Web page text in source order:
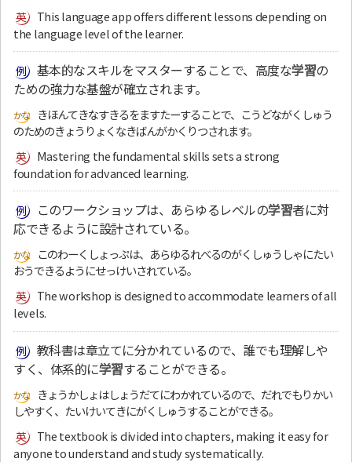
This language app offers different lessons depending on
the language level of the learner.
基本的なスキルをマスターすることで、高度な学習の
ための強力な基盤が確立されます。
きほんてきなすきるをますたーすることで、こうどながくしゅう
のためのきょうりょくなきばんがかくりつされます。
Mastering the fundamental skills sets a strong
foundation for advanced learning.
このワークショップは、あらゆるレベルの学習者に対
応できるように設計されている。
このわーくしょっぷは、あらゆるれべるのがくしゅうしゃにたい
おうできるようにせっけいされている。
The workshop is designed to accommodate learners of all
levels.
教科書は章立てに分かれているので、誰でも理解しや
すく、体系的に学習することができる。
きょうかしょはしょうだてにわかれているので、だれでもりかい
しやすく、たいけいてきにがくしゅうすることができる。
The textbook is divided into chapters, making it easy for
anyone to understand and study systematically.